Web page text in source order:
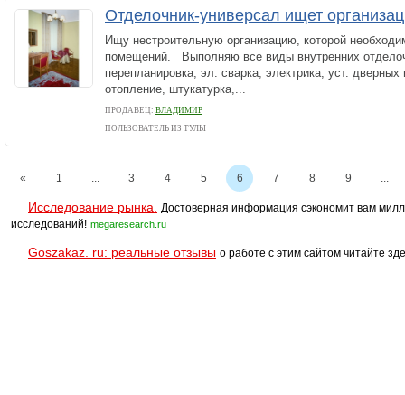
Отделочник-универсал ищет
Ищу нестроительную организацию, которой
помещений. Выполняю все виды внутренних
перепланировка, эл. сварка, электрика, уст. дверных
отопление, штукатурка,...
ПРОДАВЕЦ: ВЛАДИМИР
ПОЛЬЗОВАТЕЛЬ ИЗ ТУЛЫ
« 1 ... 3 4 5 6 7 8 9 ...
Исследование рынка.
Достоверная информация сэкономит вам
исследований! megaresearch.ru
Goszakaz. ru: реальные отзывы о работе с этим сайтом читайте